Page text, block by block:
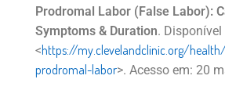
Prodromal Labor (False Labor):
Symptoms & Duration. Disponível
<https://my.clevelandclinic.org/
prodromal-labor>. Acesso em: 20